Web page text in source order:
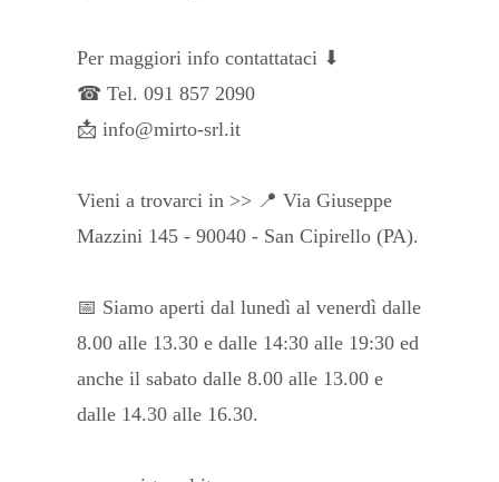
Per maggiori info contattataci ⬇
☎ Tel. 091 857 2090
📩 info@mirto-srl.it
Vieni a trovarci in >> 📍 Via Giuseppe
Mazzini 145 - 90040 - San Cipirello (PA).
📅 Siamo aperti dal lunedì al venerdì dalle
8.00 alle 13.30 e dalle 14:30 alle 19:30 ed
anche il sabato dalle 8.00 alle 13.00 e
dalle 14.30 alle 16.30.